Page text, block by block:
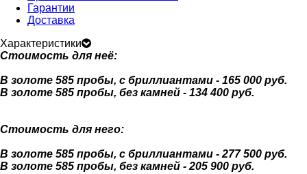
Гарантии
Доставка
Характеристики
Стоимость для неё:
В золоте 585 пробы, с бриллиантами - 165 000 руб.
В золоте 585 пробы, без камней - 134 400 руб.
Стоимость для него:
В золоте 585 пробы, с бриллиантами - 277 500 руб.
В золоте 585 пробы, без камней - 205 900 руб.